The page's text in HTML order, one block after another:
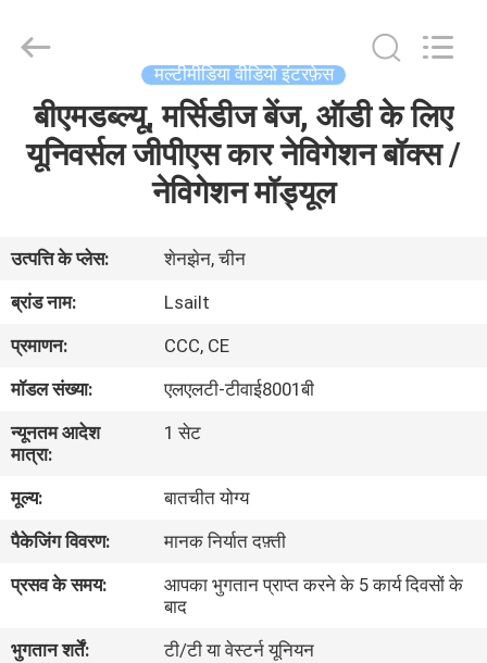
वीडियो
बारे
में
कारखाना
भ्रमण
गुणवत्ता
Electron
Co.,Ltd.
Reserved.
मल्टीमीडिया वीडियो इंटरफ़ेस
बीएमडब्ल्यू, मर्सिडीज बेंज, ऑडी के लिए
यूनिवर्सल जीपीएस कार नेविगेशन बॉक्स /
नेविगेशन मॉड्यूल
उत्पत्ति के प्लेस:
शेनझेन, चीन
ब्रांड नाम:
Lsailt
प्रमाणन:
CCC, CE
मॉडल संख्या:
एलएलटी-टीवाई8001बी
न्यूनतम आदेश
मात्रा:
1 सेट
मूल्य:
बातचीत योग्य
पैकेजिंग विवरण:
मानक निर्यात दफ़्ती
प्रसव के समय:
आपका भुगतान प्राप्त करने के 5 कार्य दिवसों के
बाद
भुगतान शर्तें:
टी/टी या वेस्टर्न यूनियन